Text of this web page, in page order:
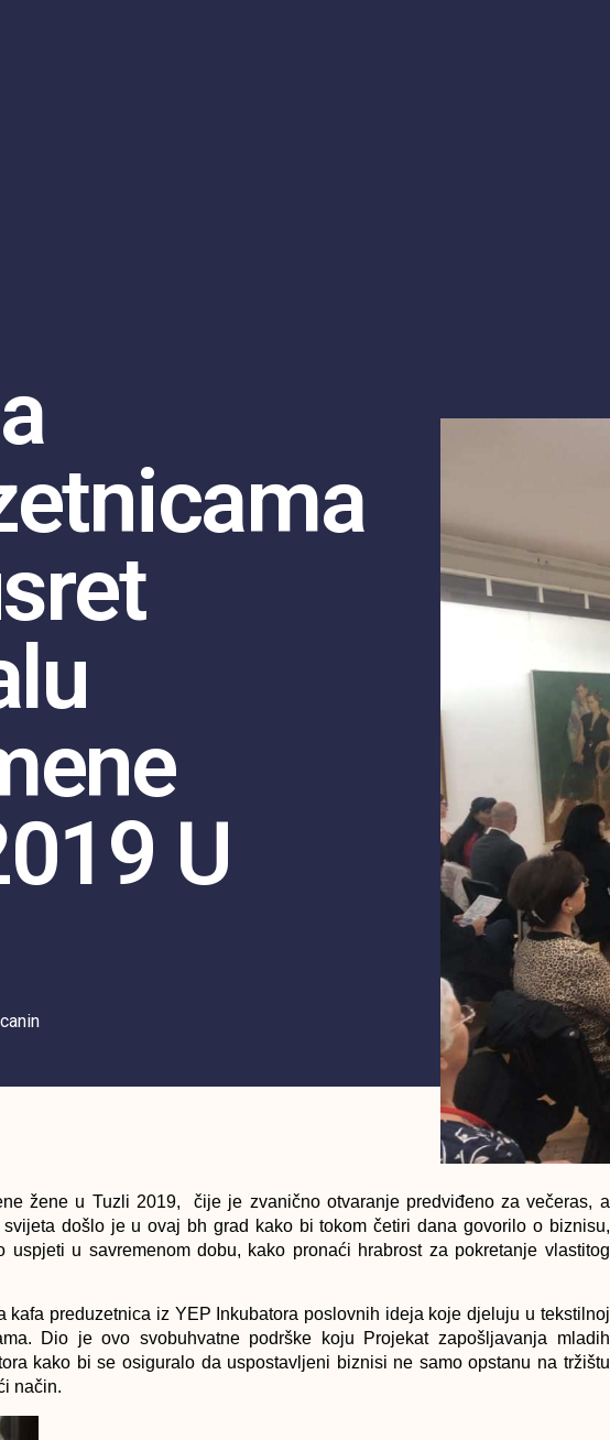
U
žene u Tuzli 2019, čije je zvanično otvaranje predviđeno za večeras, a
došlo je u ovaj bh grad kako bi tokom četiri dana govorilo o biznisu,
uspjeti u savremenom dobu, kako pronaći hrabrost za pokretanje vlastitog
kafa preduzetnica iz YEP Inkubatora poslovnih ideja koje djeluju u tekstilnoj
Dio je ovo svobuhvatne podrške koju Projekat zapošljavanja mladih
kako bi se osiguralo da uspostavljeni biznisi ne samo opstanu na tržištu
način.